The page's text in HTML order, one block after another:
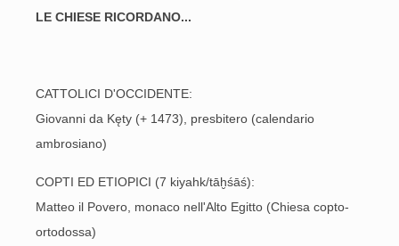
LE CHIESE RICORDANO...
CATTOLICI D'OCCIDENTE:
Giovanni da Kęty (+ 1473), presbitero (calendario
ambrosiano)
COPTI ED ETIOPICI (7 kiyahk/tāḫśāś):
Matteo il Povero, monaco nell'Alto Egitto (Chiesa copto-
ortodossa)